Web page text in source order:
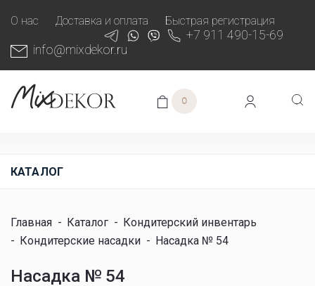
О нас Доставка и оплата Быстрая регистрация
+7 911 490-15-69
info@mixdekor.ru
0
КАТАЛОГ
Главная - Каталог - Кондитерский инвентарь
- Кондитерские насадки - Насадка № 54
Насадка № 54